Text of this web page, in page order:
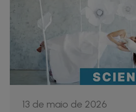
13 de maio de 2026